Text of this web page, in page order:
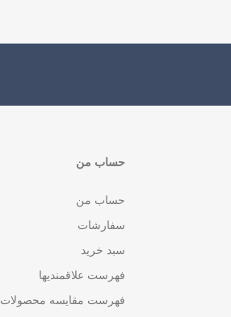
حساب من
حساب من
سفارشات
سبد خرید
فهرست علاقمندیها
فهرست مقایسه محصولات